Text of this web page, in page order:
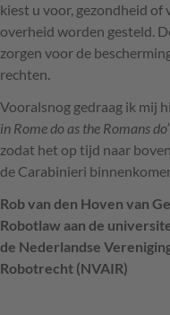
kiest u voor, gezondheid
overheid worden gesteld.
zorgen voor de
rechten.
Vooralsnog gedraag ik mij
in Rome do as the Romans do’
zodat het op tijd naar
de Carabinieri
Rob van den Hoven van
Robotlaw aan de
de Nederlandse
Robotrecht (NVAIR)